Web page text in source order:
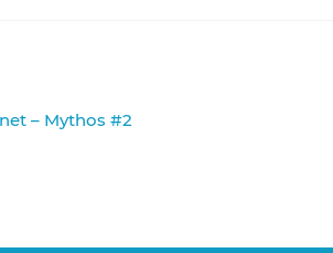
– Mythos #2